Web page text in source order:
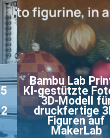
Bambu Lab
KI-gestützte
3D-Modell
druckfertige
Figuren auf
MakerLab